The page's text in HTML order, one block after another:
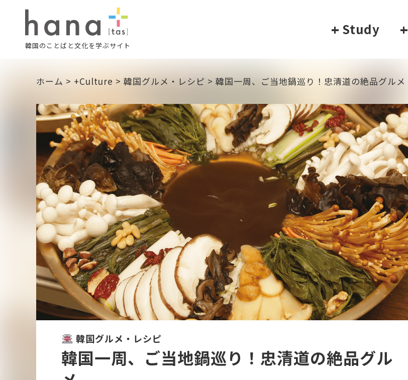
韓国のことばと文化を学ぶサイト
+ Study +
ホーム > +Culture > 韓国グルメ・レシピ > 韓国一周、ご当地鍋巡り！忠清道の絶品グルメ
韓国グルメ・レシピ
韓国一周、ご当地鍋巡り！忠清道の絶品グル